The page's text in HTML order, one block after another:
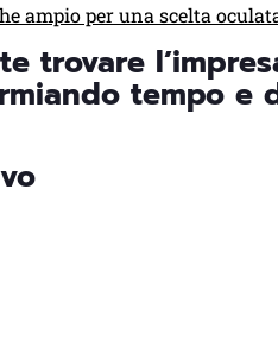
ampio per una scelta
trovare
tempo e